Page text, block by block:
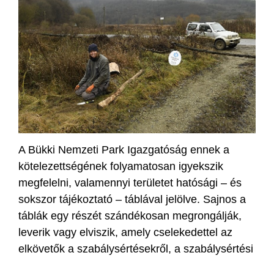
A Bükki Nemzeti Park Igazgatóság ennek a
kötelezettségének folyamatosan igyekszik
megfelelni, valamennyi területet hatósági – és
sokszor tájékoztató – táblával jelölve. Sajnos a
táblák egy részét szándékosan megrongálják,
leverik vagy elviszik, amely cselekedettel az
elkövetők a szabálysértésekről, a szabálysértési